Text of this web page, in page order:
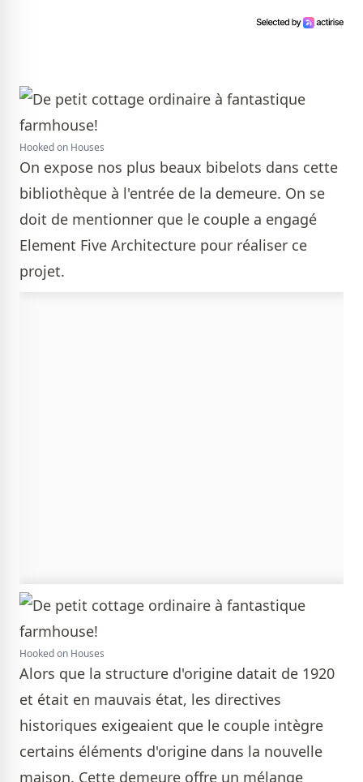
Hooked on Houses
On expose nos plus beaux bibelots dans cette
bibliothèque à l'entrée de la demeure. On se
doit de mentionner que le couple a engagé
Element Five Architecture pour réaliser ce
projet.
Hooked on Houses
Alors que la structure d'origine datait de 1920
et était en mauvais état, les directives
historiques exigeaient que le couple intègre
certains éléments d'origine dans la nouvelle
maison. Cette demeure offre un mélange